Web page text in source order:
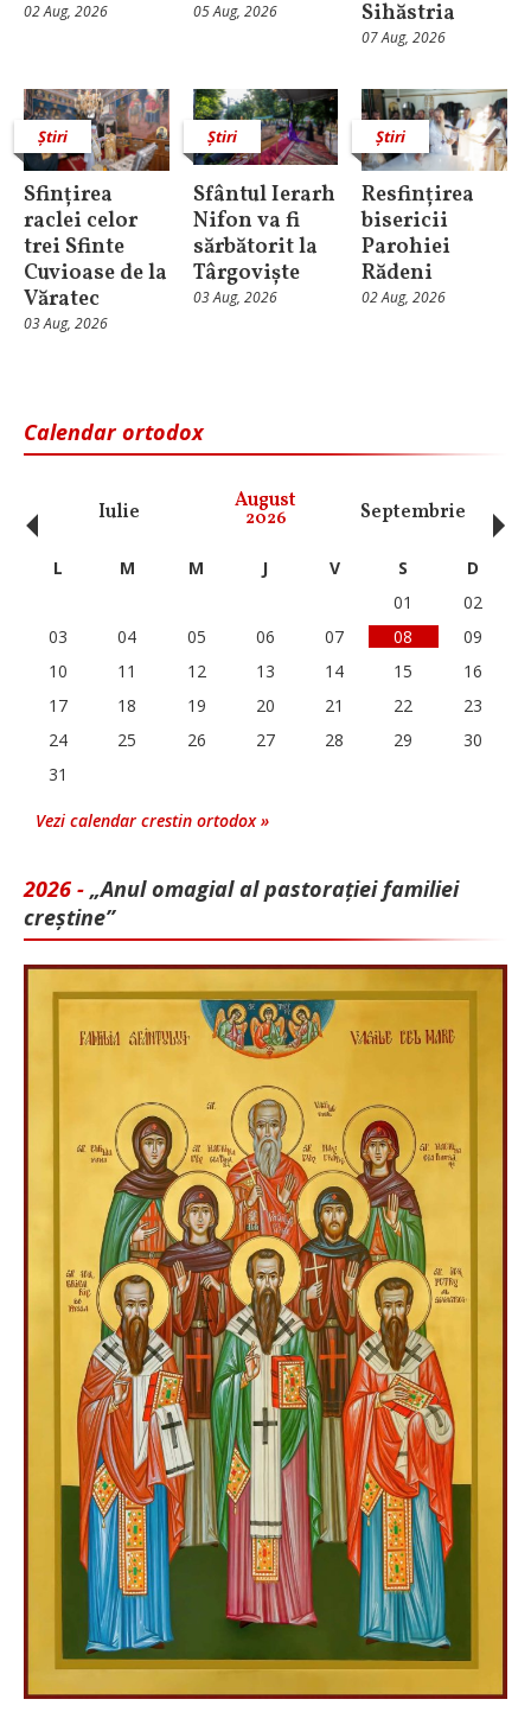
02 Aug, 2026 05 Aug, 2026
Sihăstria
07 Aug, 2026
Știri
Sfințirea
raclei celor
trei Sfinte
Cuvioase de la
Văratec
03 Aug, 2026
Știri
Sfântul Ierarh
Nifon va fi
sărbătorit la
Târgoviște
03 Aug, 2026
Știri
Resfințirea
bisericii
Parohiei
Rădeni
02 Aug, 2026
Calendar ortodox
Iulie August
2026 Septembrie
‹ L M M J V S
D
01
02
03
04 05 06 07 08
09
10
11 12 13 14 15
16
17
18 19 20 21 22
23
24
25 26 27 28 29
30
31
Vezi calendar crestin ortodox »
2026 - „Anul omagial al pastorației familiei
creștine”